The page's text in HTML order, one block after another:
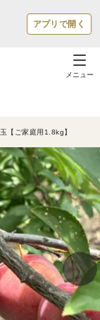
アプリで開く
メニュー
【ご家庭用1.8kg】